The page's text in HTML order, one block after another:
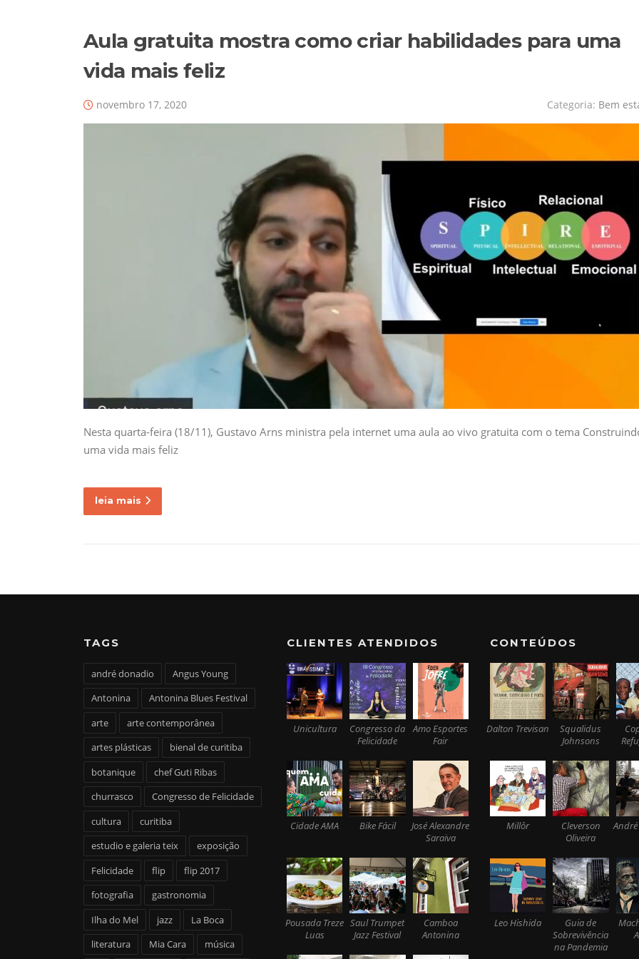
Aula gratuita mostra como criar habilidades para uma
vida mais feliz
novembro 17, 2020 Categoria: Bem
Nesta quarta-feira (18/11), Gustavo Arns ministra pela internet uma aula ao vivo gratuita com o tema
uma vida mais feliz
leia mais
TAGS
andré donadio
Angus Young
Antonina
Antonina Blues Festival
arte
arte contemporânea
artes plásticas
bienal de curitiba
botanique
chef Guti Ribas
churrasco
Congresso de Felicidade
cultura
curitiba
estudio e galeria teix
exposição
Felicidade
flip
flip 2017
fotografia
gastronomia
Ilha do Mel
jazz
La Boca
literatura
Mia Cara música
CLIENTES ATENDIDOS
Unicultura
Congresso da
Felicidade
Amo Esportes
Fair
Cidade AMA Bike Fácil
José Alexandre
Saraiva
Pousada Treze
Luas
Saul Trumpet
Jazz Festival
Camboa
Antonina
CONTEÚDOS
Dalton Trevisan
Squalidus
Johnsons
Millôr
Cleverson
Oliveira
Leo Hishida
Guia de
Sobrevivência
na Pandemia